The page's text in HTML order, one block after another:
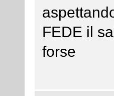
FEDE il
forse